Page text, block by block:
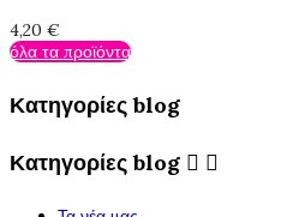
4,20 €
όλα τα προϊόντα
Κατηγορίες blog
Κατηγορίες blog  